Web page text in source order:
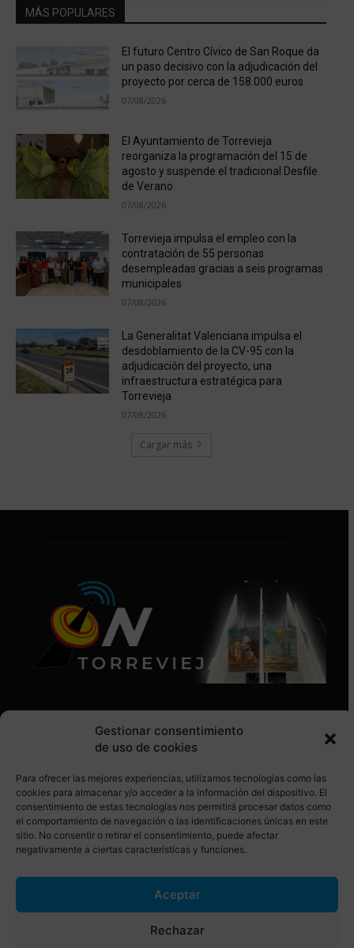
Gestionar consentimiento
de uso de cookies
Para ofrecer las mejores experiencias, utilizamos tecnologías como las
cookies para almacenar y/o acceder a la información del dispositivo. El
consentimiento de estas tecnologías nos permitirá procesar datos como
el comportamiento de navegación o las identificaciones únicas en este
sitio. No consentir o retirar el consentimiento, puede afectar
negativamente a ciertas características y funciones.
Aceptar
Rechazar
MÁS POPULARES
El futuro Centro Cívico de San Roque da
un paso decisivo con la adjudicación del
proyecto por cerca de 158.000 euros
07/08/2026
El Ayuntamiento de Torrevieja
reorganiza la programación del 15 de
agosto y suspende el tradicional Desfile
de Verano
07/08/2026
Torrevieja impulsa el empleo con la
contratación de 55 personas
desempleadas gracias a seis programas
municipales
07/08/2026
La Generalitat Valenciana impulsa el
desdoblamiento de la CV-95 con la
adjudicación del proyecto, una
infraestructura estratégica para
Torrevieja
07/08/2026
Cargar más
SÍGUENOS EN REDES SOCIALES
© Torrevieja ON. Desarrollado por